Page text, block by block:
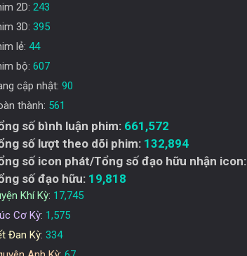
2D: 243
3D: 395
lẻ: 44
bộ: 607
cập nhật: 90
thành: 561
số bình luận phim: 661,572
số lượt theo dõi phim: 132,894
số icon phát/Tổng số đạo hữu nhận icon:
số đạo hữu: 19,818
Khí Kỳ: 17,745
Cơ Kỳ: 1,575
Đan Kỳ: 334